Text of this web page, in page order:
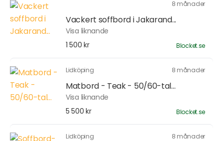
8 månader
Vackert soffbord i Jakarand...
Visa liknande
1 500 kr
Blocket.se
Lidköping 8 månader
Matbord - Teak - 50/60-tal...
Visa liknande
5 500 kr
Blocket.se
Lidköping 8 månader